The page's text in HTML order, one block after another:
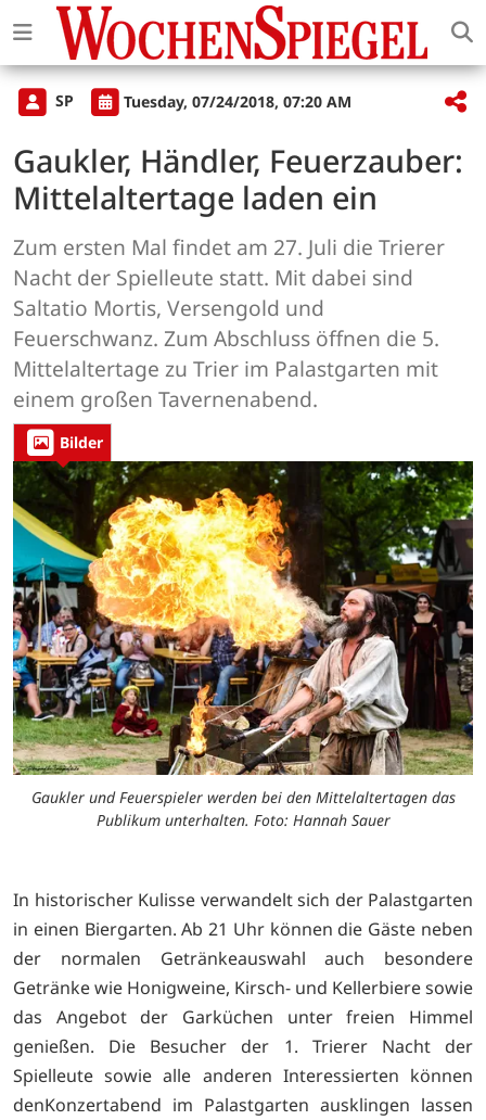
SP Tuesday, 07/24/2018, 07:20 AM
Gaukler, Händler, Feuerzauber:
Mittelaltertage laden ein
Zum ersten Mal findet am 27. Juli die Trierer
Nacht der Spielleute statt. Mit dabei sind
Saltatio Mortis, Versengold und
Feuerschwanz. Zum Abschluss öffnen die 5.
Mittelaltertage zu Trier im Palastgarten mit
einem großen Tavernenabend.
Bilder
Gaukler und Feuerspieler werden bei den Mittelaltertagen das
Publikum unterhalten. Foto: Hannah Sauer
In historischer Kulisse verwandelt sich der Palastgarten
in einen Biergarten. Ab 21 Uhr können die Gäste neben
der normalen Getränkeauswahl auch besondere
Getränke wie Honigweine, Kirsch- und Kellerbiere sowie
das Angebot der Garküchen unter freien Himmel
genießen. Die Besucher der 1. Trierer Nacht der
Spielleute sowie alle anderen Interessierten können
denKonzertabend im Palastgarten ausklingen lassen